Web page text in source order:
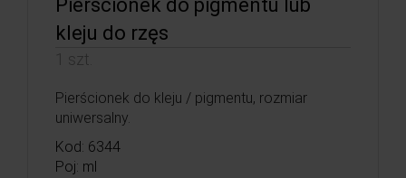
Pierścionek do pigmentu lub
kleju do rzęs
1 szt.
Pierścionek do kleju / pigmentu, rozmiar
uniwersalny.
Kod: 6344
Poj: ml